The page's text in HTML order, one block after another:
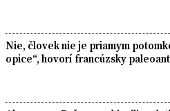
Nie, človek nie je priamym
opice“, hovorí francúzsky